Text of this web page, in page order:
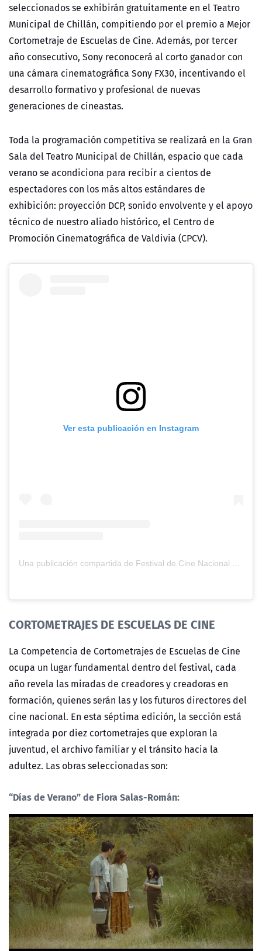
seleccionados se exhibirán gratuitamente en el Teatro
Municipal de Chillán, compitiendo por el premio a Mejor
Cortometraje de Escuelas de Cine. Además, por tercer
año consecutivo, Sony reconocerá al corto ganador con
una cámara cinematográfica Sony FX30, incentivando el
desarrollo formativo y profesional de nuevas
generaciones de cineastas.
Toda la programación competitiva se realizará en la Gran
Sala del Teatro Municipal de Chillán, espacio que cada
verano se acondiciona para recibir a cientos de
espectadores con los más altos estándares de
exhibición: proyección DCP, sonido envolvente y el apoyo
técnico de nuestro aliado histórico, el Centro de
Promoción Cinematográfica de Valdivia (CPCV).
Ver esta publicación en Instagram
Una publicación compartida de Festival de Cine Nacional de Ñuble (@nublecine)
CORTOMETRAJES DE ESCUELAS DE CINE
La Competencia de Cortometrajes de Escuelas de Cine
ocupa un lugar fundamental dentro del festival, cada
año revela las miradas de creadores y creadoras en
formación, quienes serán las y los futuros directores del
cine nacional. En esta séptima edición, la sección está
integrada por diez cortometrajes que exploran la
juventud, el archivo familiar y el tránsito hacia la
adultez. Las obras seleccionadas son:
“Días de Verano”de Fiora Salas-Román: